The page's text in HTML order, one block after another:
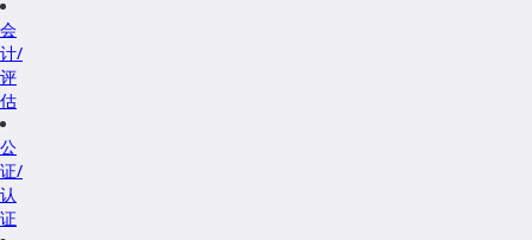
会
计/
评
估
公
证/
认
证